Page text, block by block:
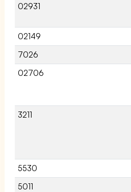
02931
02149
7026
02706
3211
5530
5011